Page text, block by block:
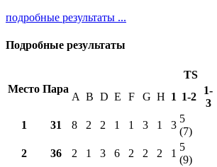
подробные результаты ...
Подробные результаты
Место Пара
TS
A B D E F G H 1 1-2
1-
3
1
31 8 2 2 1 1 3 1 3
5
(7)
2
36 2 1 3 6 2 2 2 1
5
(9)